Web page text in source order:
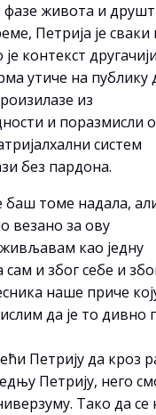
живота и
Петрија је сваки
контекст
утиче на публику
из
и поразмисли о
систем
без пардона.
баш томе надала,
везано за ову
као једну
и због себе и
наше приче
да је то дивно
Петрију да
Петрију, него
Тако да